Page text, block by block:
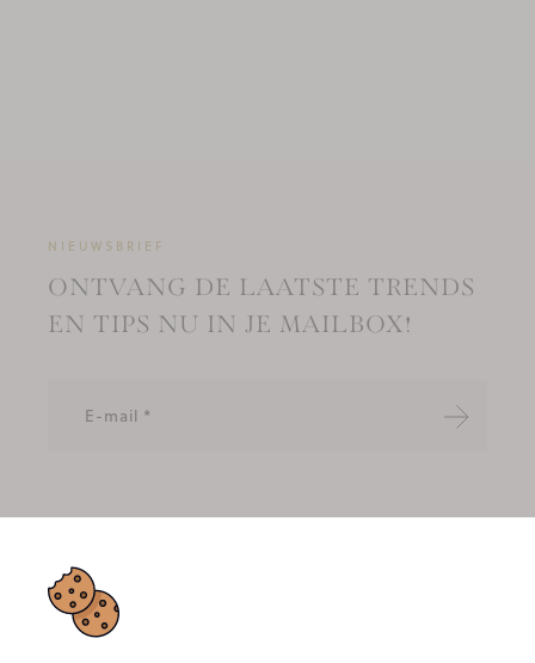
NIEUWSBRIEF
ONTVANG DE LAATSTE TRENDS
EN TIPS NU IN JE MAILBOX!